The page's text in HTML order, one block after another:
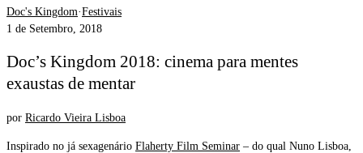
Doc's Kingdom·Festivais
1 de Setembro, 2018
Doc’s Kingdom 2018: cinema para mentes
exaustas de mentar
por Ricardo Vieira Lisboa
Inspirado no já sexagenário Flaherty Film Seminar – do qual Nuno Lisboa,